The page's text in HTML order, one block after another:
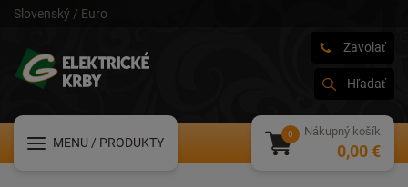
Slovenský / Euro
Zavolať
Hľadať
MENU / PRODUKTY
Nákupný košík
0,00 €